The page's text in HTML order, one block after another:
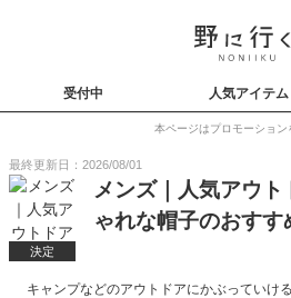
受付中 人気アイテム
本ページはプロモーション
最終更新日：2026/08/01
決定
メンズ｜人気アウ
ゃれな帽子のおすす
キャンプなどのアウトドアにかぶっていけ